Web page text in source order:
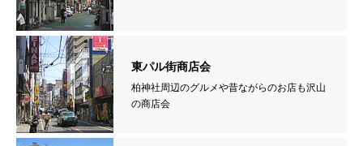
東パル街商店会
柏神社周辺のグルメや昔ながらのお店も沢山
の商店会